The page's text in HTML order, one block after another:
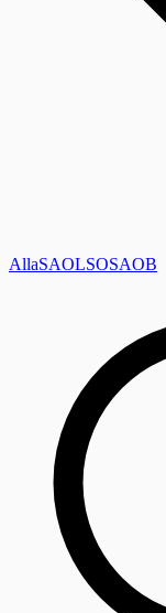
AllaSAOLSOSAOB